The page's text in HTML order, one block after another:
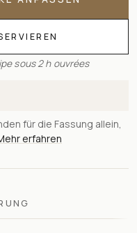
sous 2 h ouvrées
für die Fassung allein,
erfahren